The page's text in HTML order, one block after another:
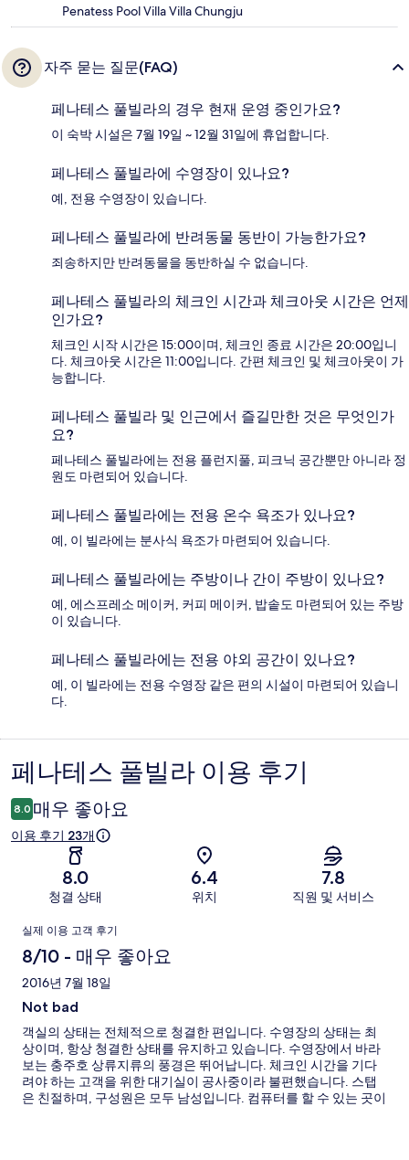
Penatess Pool Villa Villa Chungju
자주 묻는 질문(FAQ)
페나테스 풀빌라의 경우 현재 운영 중인가요?
이 숙박 시설은 7월 19일 ~ 12월 31일에 휴업합니다.
페나테스 풀빌라에 수영장이 있나요?
예, 전용 수영장이 있습니다.
페나테스 풀빌라에 반려동물 동반이 가능한가요?
죄송하지만 반려동물을 동반하실 수 없습니다.
페나테스 풀빌라의 체크인 시간과 체크아웃 시간은 언제
인가요?
체크인 시작 시간은 15:00이며, 체크인 종료 시간은 20:00입니
다. 체크아웃 시간은 11:00입니다. 간편 체크인 및 체크아웃이 가
능합니다.
페나테스 풀빌라 및 인근에서 즐길만한 것은 무엇인가
요?
페나테스 풀빌라에는 전용 플런지풀, 피크닉 공간뿐만 아니라 정
원도 마련되어 있습니다.
페나테스 풀빌라에는 전용 온수 욕조가 있나요?
예, 이 빌라에는 분사식 욕조가 마련되어 있습니다.
페나테스 풀빌라에는 주방이나 간이 주방이 있나요?
예, 에스프레소 메이커, 커피 메이커, 밥솥도 마련되어 있는 주방
이 있습니다.
페나테스 풀빌라에는 전용 야외 공간이 있나요?
예, 이 빌라에는 전용 수영장 같은 편의 시설이 마련되어 있습니
다.
이
용
후
페나테스 풀빌라 이용 후기
8.0 매우 좋아요
이용 후기 23개
8.0
청결 상태
6.4
위치
7.8
직원 및 서비스
이
용
후
기
실제 이용 고객 후기
8/10 - 매우 좋아요
2016년 7월 18일
Not bad
객실의 상태는 전체적으로 청결한 편입니다. 수영장의 상태는 최
상이며, 항상 청결한 상태를 유지하고 있습니다. 수영장에서 바라
보는 충주호 상류지류의 풍경은 뛰어납니다. 체크인 시간을 기다
려야 하는 고객을 위한 대기실이 공사중이라 불편했습니다. 스탭
은 친절하며, 구성원은 모두 남성입니다. 컴퓨터를 할 수 있는 곳이